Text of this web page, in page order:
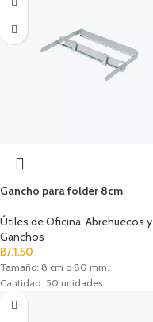
Gancho para folder 8cm
Útiles de Oficina, Abrehuecos y
Ganchos
B/.1.50
Tamaño: 8 cm o 80 mm.
Cantidad: 50 unidades.